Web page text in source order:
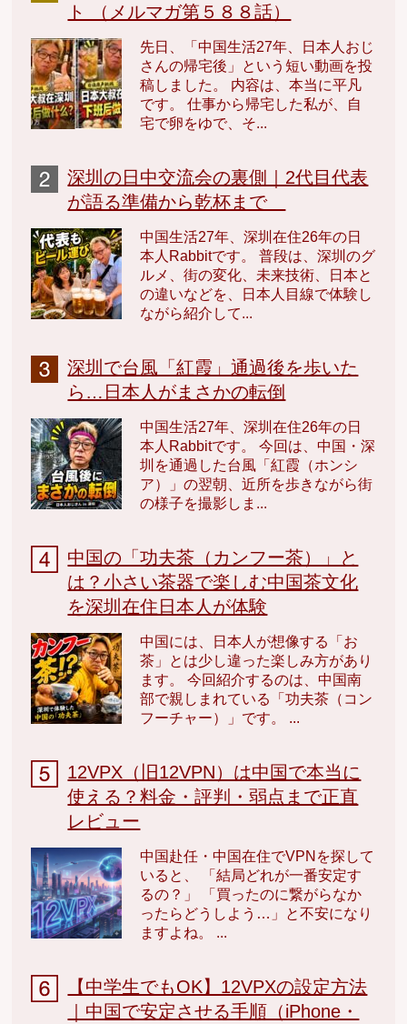
ト （メルマガ第５８８話）
先日、「中国生活27年、日本人おじ
さんの帰宅後」という短い動画を投
稿しました。 内容は、本当に平凡
です。 仕事から帰宅した私が、自
宅で卵をゆで、そ...
深圳の日中交流会の裏側｜2代目代表
が語る準備から乾杯まで
中国生活27年、深圳在住26年の日
本人Rabbitです。 普段は、深圳のグ
ルメ、街の変化、未来技術、日本と
の違いなどを、日本人目線で体験し
ながら紹介して...
深圳で台風「紅霞」通過後を歩いた
ら…日本人がまさかの転倒
中国生活27年、深圳在住26年の日
本人Rabbitです。 今回は、中国・深
圳を通過した台風「紅霞（ホンシ
ア）」の翌朝、近所を歩きながら街
の様子を撮影しま...
中国の「功夫茶（カンフー茶）」と
は？小さい茶器で楽しむ中国茶文化
を深圳在住日本人が体験
中国には、日本人が想像する「お
茶」とは少し違った楽しみ方があり
ます。 今回紹介するのは、中国南
部で親しまれている「功夫茶（コン
フーチャー）」です。 ...
12VPX（旧12VPN）は中国で本当に
使える？料金・評判・弱点まで正直
レビュー
中国赴任・中国在住でVPNを探して
いると、 「結局どれが一番安定す
るの？」 「買ったのに繋がらなか
ったらどうしよう…」と不安になり
ますよね。 ...
【中学生でもOK】12VPXの設定方法
｜中国で安定させる手順（iPhone・